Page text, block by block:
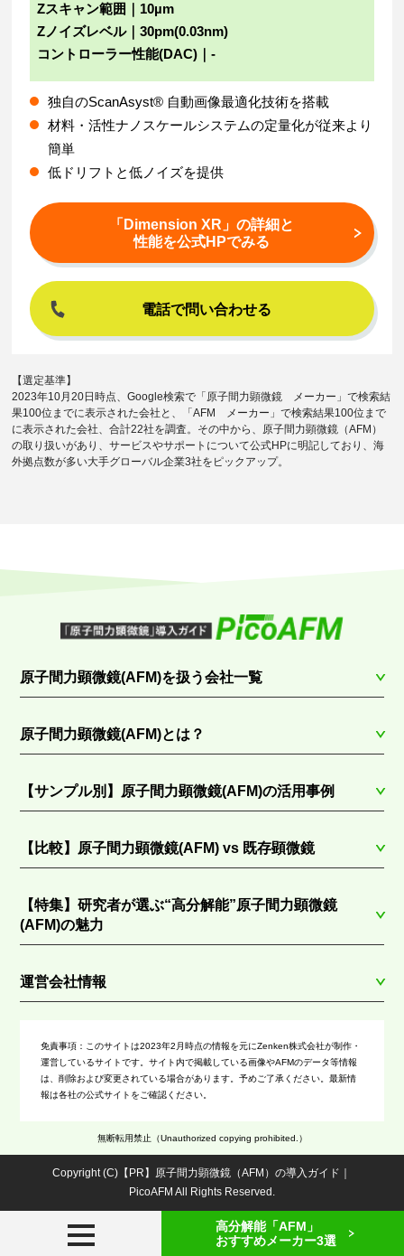
Zスキャン範囲｜10µm
Zノイズレベル｜30pm(0.03nm)
コントローラー性能(DAC)｜-
独自のScanAsyst® 自動画像最適化技術を搭載
材料・活性ナノスケールシステムの定量化が従来より
簡単
低ドリフトと低ノイズを提供
「Dimension XR」の詳細と
性能を公式HPでみる
電話で問い合わせる
【選定基準】
2023年10月20日時点、Google検索で「原子間力顕微鏡 メーカー」で検索結
果100位までに表示された会社と、「AFM メーカー」で検索結果100位まで
に表示された会社、合計22社を調査。その中から、原子間力顕微鏡（AFM）
の取り扱いがあり、サービスやサポートについて公式HPに明記しており、海
外拠点数が多い大手グローバル企業3社をピックアップ。
高分解能「AFM」
おすすめメーカー3選
原子間力顕微鏡(AFM)を扱う会社一覧
原子間力顕微鏡(AFM)とは？
【サンプル別】原子間力顕微鏡(AFM)の活用事例
【比較】原子間力顕微鏡(AFM) vs 既存顕微鏡
【特集】研究者が選ぶ“高分解能”原子間力顕微鏡
(AFM)の魅力
運営会社情報
免責事項： このサイトは2023年2月時点の情報を元にZenken株式会社が制作・
運営しているサイトです。サイト内で掲載している画像やAFMのデータ等情報
は、削除および変更されている場合があります。予めご了承ください。最新情
報は各社の公式サイトをご確認ください。
無断転用禁止（Unauthorized copying prohibited.）
Copyright (C)【PR】 原子間力顕微鏡（AFM）の導入ガイド｜
PicoAFM All Rights Reserved.